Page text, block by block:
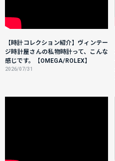
【時計コレクション紹介】ヴィンテー
ジ時計屋さんの私物時計って、こんな
感じです。【OMEGA/ROLEX】
2026/07/31